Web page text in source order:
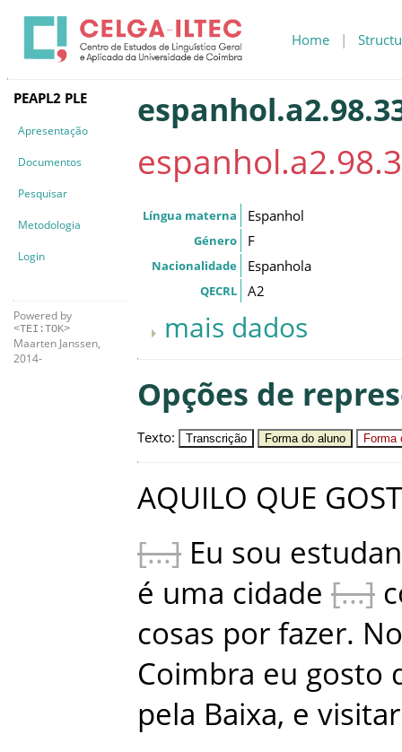
Home |
PEAPL2 PLE
Apresentação
Documentos
Pesquisar
Metodologia
Login
Powered by
<TEI:TOK>
Maarten Janssen,
2014-
Língua materna Espanhol
Género F
Nacionalidade Espanhola
QECRL A2
mais dados
Opções de
Texto: Transcrição Forma do aluno Forma
AQUILO QUE
Eu sou
é uma cidade
cosas por fazer. No
Coimbra eu gosto
pela Baixa, e visitar